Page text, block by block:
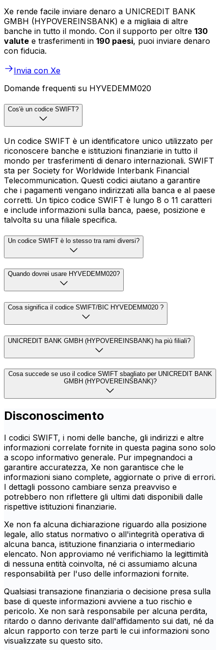
Xe rende facile inviare denaro a UNICREDIT BANK
GMBH (HYPOVEREINSBANK) e a migliaia di altre
banche in tutto il mondo. Con il supporto per oltre 130
valute e trasferimenti in 190 paesi, puoi inviare denaro
con fiducia.
Invia con Xe
Domande frequenti su HYVEDEMM020
Cos'è un codice SWIFT?
Un codice SWIFT è un identificatore unico utilizzato per
riconoscere banche e istituzioni finanziarie in tutto il
mondo per trasferimenti di denaro internazionali. SWIFT
sta per Society for Worldwide Interbank Financial
Telecommunication. Questi codici aiutano a garantire
che i pagamenti vengano indirizzati alla banca e al paese
corretti. Un tipico codice SWIFT è lungo 8 o 11 caratteri
e include informazioni sulla banca, paese, posizione e
talvolta su una filiale specifica.
Un codice SWIFT è lo stesso tra rami diversi?
Quando dovrei usare HYVEDEMM020?
Cosa significa il codice SWIFT/BIC HYVEDEMM020 ?
UNICREDIT BANK GMBH (HYPOVEREINSBANK) ha più filiali?
Cosa succede se uso il codice SWIFT sbagliato per UNICREDIT BANK
GMBH (HYPOVEREINSBANK)?
Disconoscimento
I codici SWIFT, i nomi delle banche, gli indirizzi e altre
informazioni correlate fornite in questa pagina sono solo
a scopo informativo generale. Pur impegnandoci a
garantire accuratezza, Xe non garantisce che le
informazioni siano complete, aggiornate o prive di errori.
I dettagli possono cambiare senza preavviso e
potrebbero non riflettere gli ultimi dati disponibili dalle
rispettive istituzioni finanziarie.
Xe non fa alcuna dichiarazione riguardo alla posizione
legale, allo status normativo o all'integrità operativa di
alcuna banca, istituzione finanziaria o intermediario
elencato. Non approviamo né verifichiamo la legittimità
di nessuna entità coinvolta, né ci assumiamo alcuna
responsabilità per l'uso delle informazioni fornite.
Qualsiasi transazione finanziaria o decisione presa sulla
base di queste informazioni avviene a tuo rischio e
pericolo. Xe non sarà responsabile per alcuna perdita,
ritardo o danno derivante dall'affidamento sui dati, né da
alcun rapporto con terze parti le cui informazioni sono
visualizzate su questo sito.